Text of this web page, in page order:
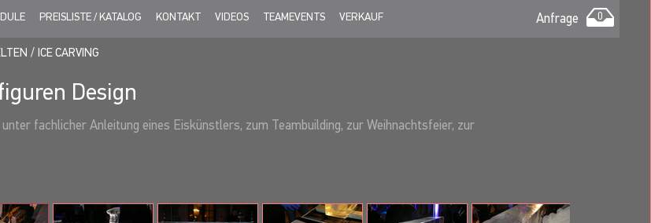
PREISLISTE / KATALOG KONTAKT VIDEOS TEAMEVENTS VERKAUF Anfrage 0
ICE CARVING
Design
fachlicher Anleitung eines Eiskünstlers, zum Teambuilding, zur Weihnachtsfeier, zur